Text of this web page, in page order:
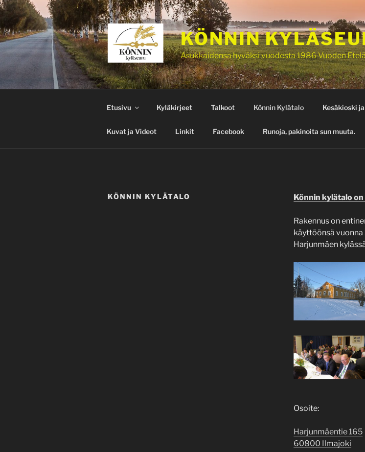
Siirry
sisältöön
KÖNNIN
Asukkaidensa hyväksi vuodesta 1986 Vuoden
Etusivu Kyläkirjeet Talkoot Könnin Kylätalo Kesäkioski
Kuvat ja Videot Linkit Facebook Runoja, pakinoita sun muuta.
KÖNNIN KYLÄTALO Könnin kylätalo
Rakennus on
käyttöönsä
Harjunmäen
Osoite:
Harjunmäentie 165
60800 Ilmajoki